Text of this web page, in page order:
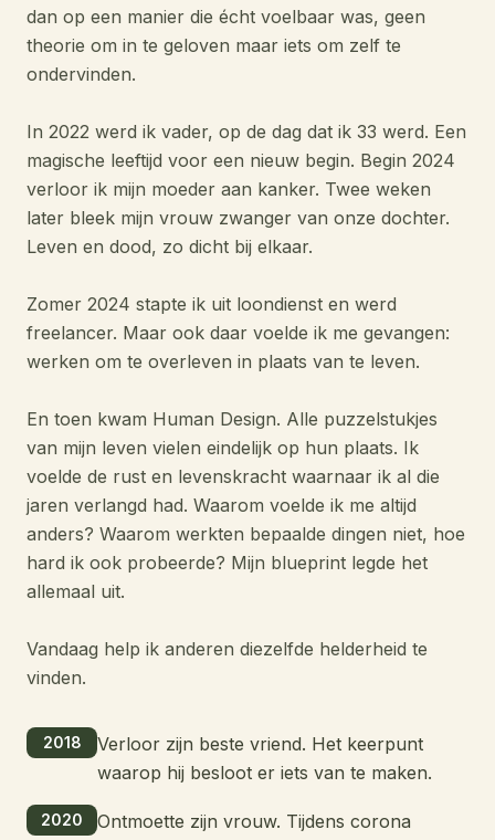
dan op een manier die écht voelbaar was, geen
theorie om in te geloven maar iets om zelf te
ondervinden.
In 2022 werd ik vader, op de dag dat ik 33 werd. Een
magische leeftijd voor een nieuw begin. Begin 2024
verloor ik mijn moeder aan kanker. Twee weken
later bleek mijn vrouw zwanger van onze dochter.
Leven en dood, zo dicht bij elkaar.
Zomer 2024 stapte ik uit loondienst en werd
freelancer. Maar ook daar voelde ik me gevangen:
werken om te overleven in plaats van te leven.
En toen kwam Human Design. Alle puzzelstukjes
van mijn leven vielen eindelijk op hun plaats. Ik
voelde de rust en levenskracht waarnaar ik al die
jaren verlangd had. Waarom voelde ik me altijd
anders? Waarom werkten bepaalde dingen niet, hoe
hard ik ook probeerde? Mijn blueprint legde het
allemaal uit.
Vandaag help ik anderen diezelfde helderheid te
vinden.
2018
Verloor zijn beste vriend. Het keerpunt
waarop hij besloot er iets van te maken.
2020
Ontmoette zijn vrouw. Tijdens corona